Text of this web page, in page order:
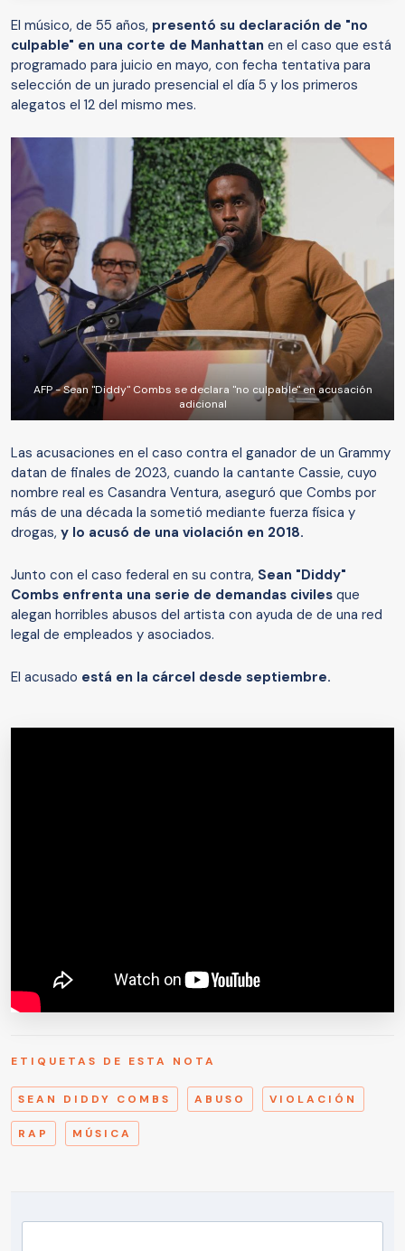
El músico, de 55 años, presentó su declaración de "no
culpable" en una corte de Manhattan en el caso que está
programado para juicio en mayo, con fecha tentativa para
selección de un jurado presencial el día 5 y los primeros
alegatos el 12 del mismo mes.
AFP - Sean "Diddy" Combs se declara "no culpable" en acusación
adicional
Las acusaciones en el caso contra el ganador de un Grammy
datan de finales de 2023, cuando la cantante Cassie, cuyo
nombre real es Casandra Ventura, aseguró que Combs por
más de una década la sometió mediante fuerza física y
drogas, y lo acusó de una violación en 2018.
Junto con el caso federal en su contra, Sean "Diddy"
Combs enfrenta una serie de demandas civiles que
alegan horribles abusos del artista con ayuda de de una red
legal de empleados y asociados.
El acusado está en la cárcel desde septiembre.
ETIQUETAS DE ESTA NOTA
SEAN DIDDY COMBS ABUSO VIOLACIÓN
RAP MÚSICA